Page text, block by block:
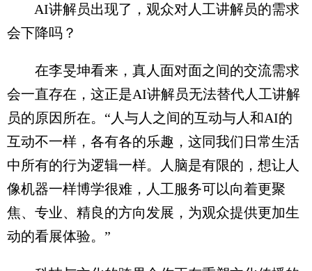
AI讲解员出现了，观众对人工讲解员的需求
会下降吗？
在李旻坤看来，真人面对面之间的交流需求
会一直存在，这正是AI讲解员无法替代人工讲解
员的原因所在。“人与人之间的互动与人和AI的
互动不一样，各有各的乐趣，这同我们日常生活
中所有的行为逻辑一样。人脑是有限的，想让人
像机器一样博学很难，人工服务可以向着更聚
焦、专业、精良的方向发展，为观众提供更加生
动的看展体验。”